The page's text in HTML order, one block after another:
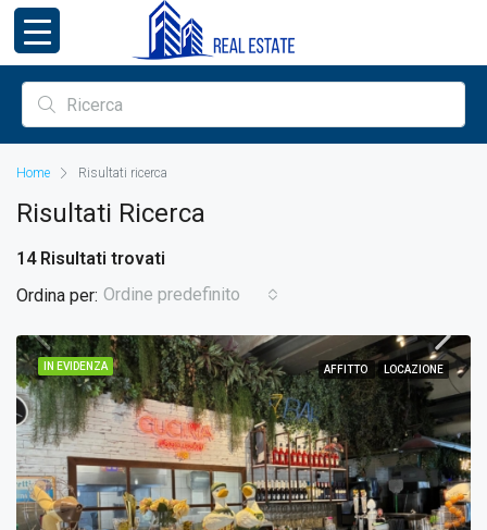
Home Risultati ricerca
Risultati Ricerca
14 Risultati trovati
Ordina per: Ordine predefinito
IN EVIDENZA AFFITTO LOCAZIONE